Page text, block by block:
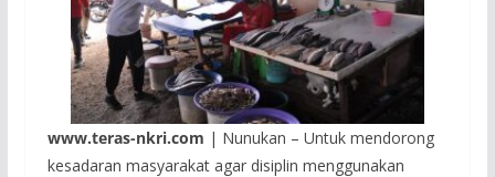
www.teras-nkri.com | Nunukan – Untuk mendorong
kesadaran masyarakat agar disiplin menggunakan